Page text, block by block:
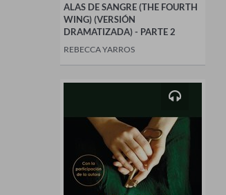
ALAS DE SANGRE (THE FOURTH
WING) (VERSIÓN
DRAMATIZADA) - PARTE 2
REBECCA YARROS